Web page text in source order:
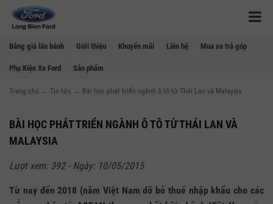
Bảng giá lăn bánh Giới thiệu Khuyến mãi Liên hệ Mua xe trả góp
Phụ Kiện Xe Ford Sản phẩm
Trang chủ → Tin tức → Bài học phát triển ngành ô tô từ Thái Lan và Malaysia
BÀI HỌC PHÁT TRIỂN NGÀNH Ô TÔ TỪ THÁI LAN VÀ
MALAYSIA
Lượt xem: 392 - Ngày: 10/05/2015
Từ nay đến 2018 (năm Việt Nam dỡ bỏ thuế nhập khẩu cho các